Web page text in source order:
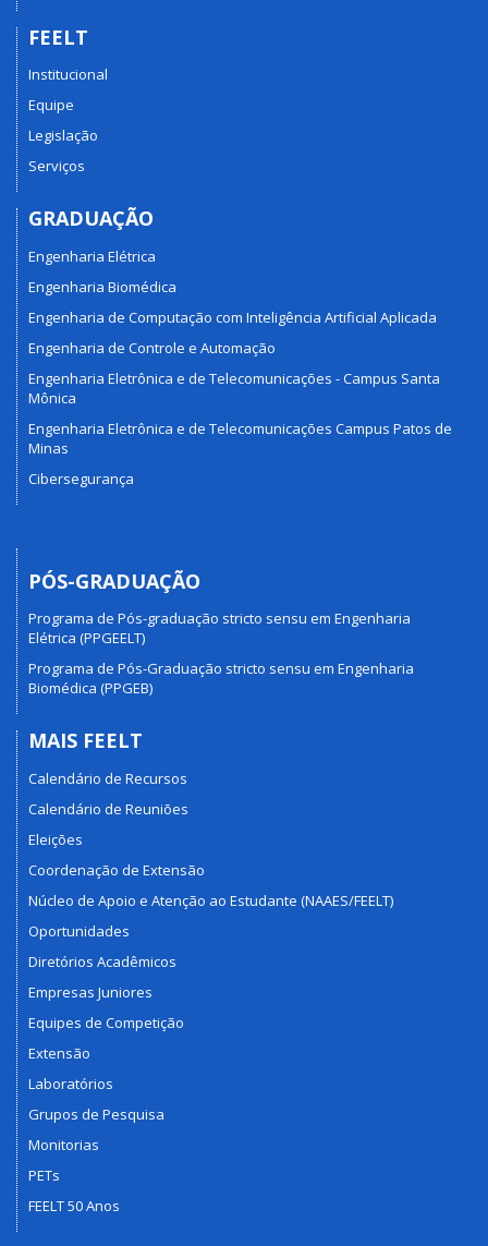
FEELT
Institucional
Equipe
Legislação
Serviços
GRADUAÇÃO
Engenharia Elétrica
Engenharia Biomédica
Engenharia de Computação com Inteligência Artificial Aplicada
Engenharia de Controle e Automação
Engenharia Eletrônica e de Telecomunicações - Campus Santa
Mônica
Engenharia Eletrônica e de Telecomunicações Campus Patos de
Minas
Cibersegurança
PÓS-GRADUAÇÃO
Programa de Pós-graduação stricto sensu em Engenharia
Elétrica (PPGEELT)
Programa de Pós-Graduação stricto sensu em Engenharia
Biomédica (PPGEB)
MAIS FEELT
Calendário de Recursos
Calendário de Reuniões
Eleições
Coordenação de Extensão
Núcleo de Apoio e Atenção ao Estudante (NAAES/FEELT)
Oportunidades
Diretórios Acadêmicos
Empresas Juniores
Equipes de Competição
Extensão
Laboratórios
Grupos de Pesquisa
Monitorias
PETs
FEELT 50 Anos